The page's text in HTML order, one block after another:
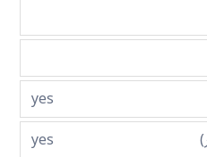
yes
yes